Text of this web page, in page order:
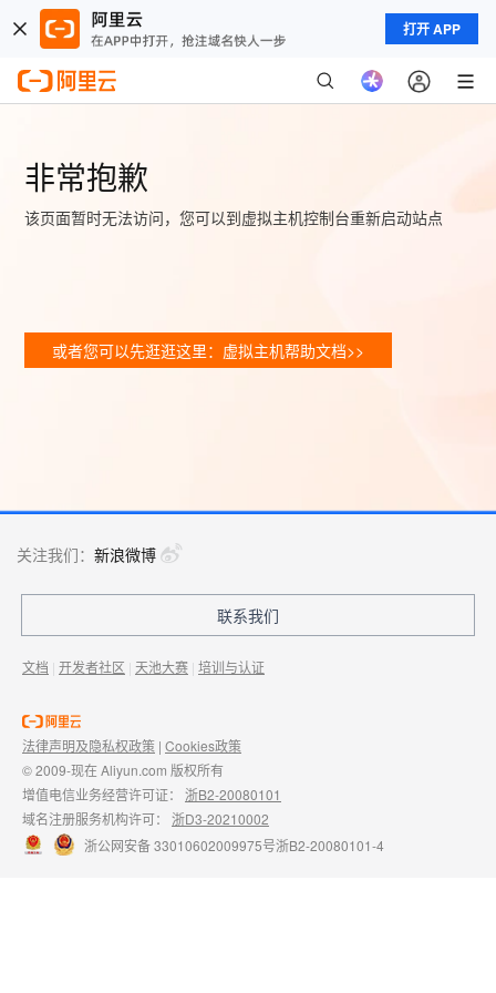
打开 APP
非常抱歉
该页面暂时无法访问，您可以到虚拟主机控制台重新启动站点
或者您可以先逛逛这里：虚拟主机帮助文档>>